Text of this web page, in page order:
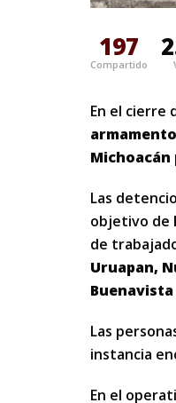
197
Compartido
En el cierre
armamento
Michoacán
Las
objetivo de
de
Uruapan,
Las
instancia
En el